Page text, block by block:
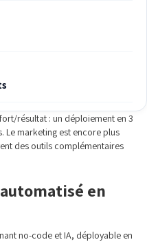
résultat : un déploiement en 3
Le marketing est encore plus
des outils complémentaires
en
no-code et IA, déployable en